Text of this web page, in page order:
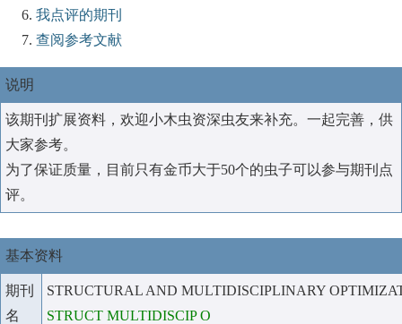
我点评的期刊
查阅参考文献
说明
该期刊扩展资料，欢迎小木虫资深虫友来补充。一起完善，供
大家参考。
为了保证质量，目前只有金币大于50个的虫子可以参与期刊点
评。
基本资料
期刊
名
STRUCTURAL AND MULTIDISCIPLINARY
STRUCT MULTIDISCIP O